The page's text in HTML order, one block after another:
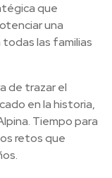
que
una
las familias
de trazar el
en la historia,
Tiempo para
retos que